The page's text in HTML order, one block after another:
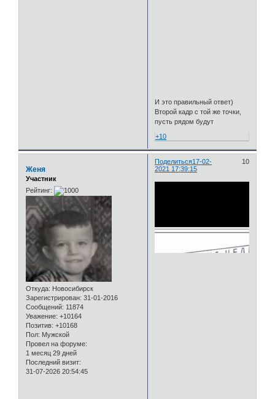
И это правильный ответ)
Второй кадр с той же точки,
пусть рядом будут
+10
Поделиться 10
17-02-
2021 17:39:15
Женя
Участник
Рейтинг:
Откуда: Новосибирск
Зарегистрирован: 31-01-2016
Сообщений: 11874
Уважение: +10164
Позитив: +10168
Пол: Мужской
Провел на форуме:
1 месяц 29 дней
Последний визит:
31-07-2026 20:54:45